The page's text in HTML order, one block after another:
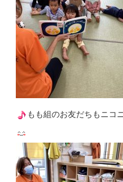
もも組のお友だちもニコ